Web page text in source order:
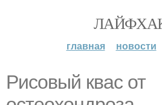
главная новости
Рисовый квас от